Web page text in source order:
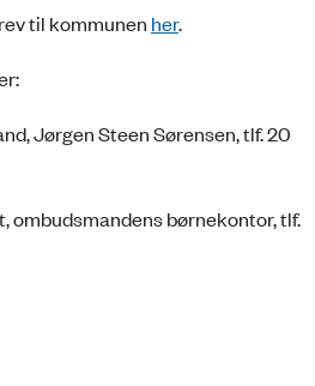
til kommunen her.
Jørgen Steen Sørensen, tlf. 20
ombudsmandens børnekontor, tlf.